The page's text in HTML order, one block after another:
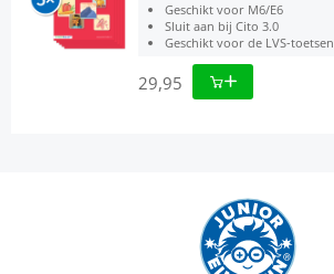
Geschikt voor M6/E6
Sluit aan bij Cito 3.0
Geschikt voor de LVS-toetsen
29,95